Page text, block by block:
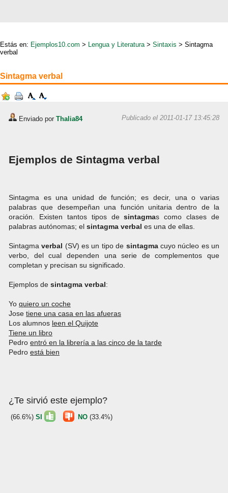
Estás en: Ejemplos10.com > Lengua y Literatura> Sintaxis > Sintagma
verbal
Sintagma verbal
Enviado por Thalia84 Publicado el 2011-01-17 13:45:28
Ejemplos de Sintagma verbal
Sintagma es una unidad de función; es decir, una o varias
palabras que desempeñan una función unitaria dentro de la
oración. Existen tantos tipos desintagmas como clases de
palabras autónomas; el sintagma verbal es una de ellas.
Sintagmaverbal (SV) es un tipo de sintagmacuyo núcleo es un
verbo, del cual dependen una serie de complementos que
completan y precisan su significado.
Ejemplos de sintagma verbal:
Yo quiero un coche
Jose tiene una casa en las afueras
Los alumnos leen el Quijote
Tiene un libro
Pedro entró en la librería a las cinco de la tarde
Pedro está bien
¿Te sirvió este ejemplo?
(66.6%) SI NO (33.4%)